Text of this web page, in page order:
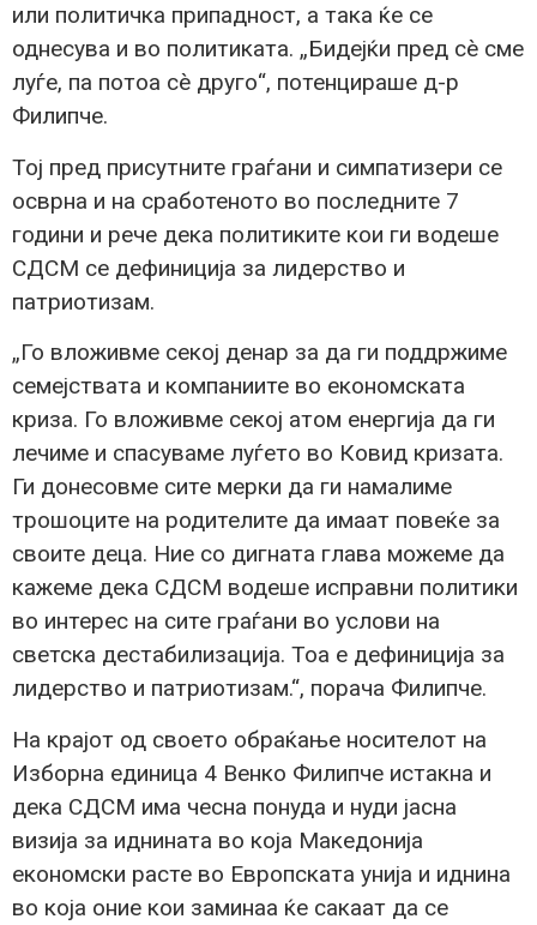
или политичка припадност, а така ќе се
однесува и во политиката. „Бидејќи пред сè сме
луѓе, па потоа сè друго“, потенцираше д-р
Филипче.
Тој пред присутните граѓани и симпатизери се
осврна и на сработеното во последните 7
години и рече дека политиките кои ги водеше
СДСМ се дефиниција за лидерство и
патриотизам.
„Го вложивме секој денар за да ги поддржиме
семејствата и компаниите во економската
криза. Го вложивме секој атом енергија да ги
лечиме и спасуваме луѓето во Ковид кризата.
Ги донесовме сите мерки да ги намалиме
трошоците на родителите да имаат повеќе за
своите деца. Ние со дигната глава можеме да
кажеме дека СДСМ водеше исправни политики
во интерес на сите граѓани во услови на
светска дестабилизација. Тоа е дефиниција за
лидерство и патриотизам.“, порача Филипче.
На крајот од своето обраќање носителот на
Изборна единица 4 Венко Филипче истакна и
дека СДСМ има чесна понуда и нуди јасна
визија за иднината во која Македонија
економски расте во Европската унија и иднина
во која оние кои заминаа ќе сакаат да се